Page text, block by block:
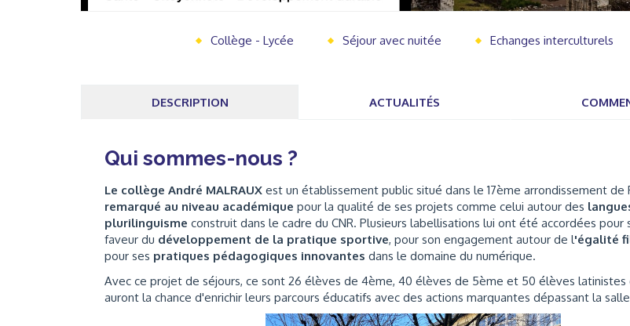
Collège - Lycée Séjour avec nuitée Echanges interculturels
DESCRIPTION ACTUALITÉS
Qui sommes-nous ?
Le collège André MALRAUX est un établissement public situé dans le 17ème arrondissement de
remarqué au niveau académique pour la qualité de ses projets comme celui autour des
plurilinguisme construit dans le cadre du CNR. Plusieurs labellisations lui ont été accordées pour
faveur du développement de la pratique sportive, pour son engagement autour de l'égalité
pour ses pratiques pédagogiques innovantes dans le domaine du numérique.
Avec ce projet de séjours, ce sont 26 élèves de 4ème, 40 élèves de 5ème et 50 élèves
auront la chance d'enrichir leurs parcours éducatifs avec des actions marquantes dépassant la